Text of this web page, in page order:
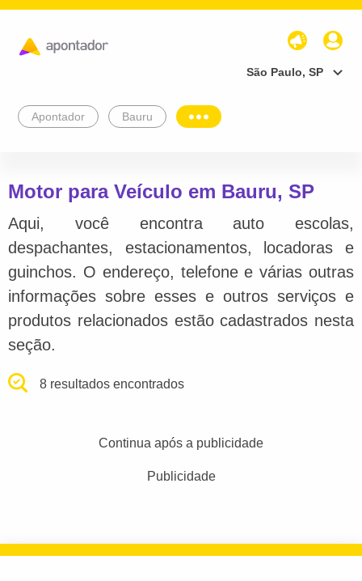
São Paulo, SP
Apontador Bauru
Motor para Veículo em Bauru, SP
Aqui, você encontra auto escolas,
despachantes, estacionamentos, locadoras e
guinchos. O endereço, telefone e várias outras
informações sobre esses e outros serviços e
produtos relacionados estão cadastrados nesta
seção.
8 resultados encontrados
Continua após a publicidade
Publicidade